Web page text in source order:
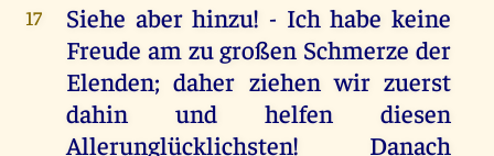
17
Siehe aber hinzu! - Ich habe keine
Freude am zu großen Schmerze der
Elenden; daher ziehen wir zuerst
dahin und helfen diesen
Allerunglücklichsten! Danach